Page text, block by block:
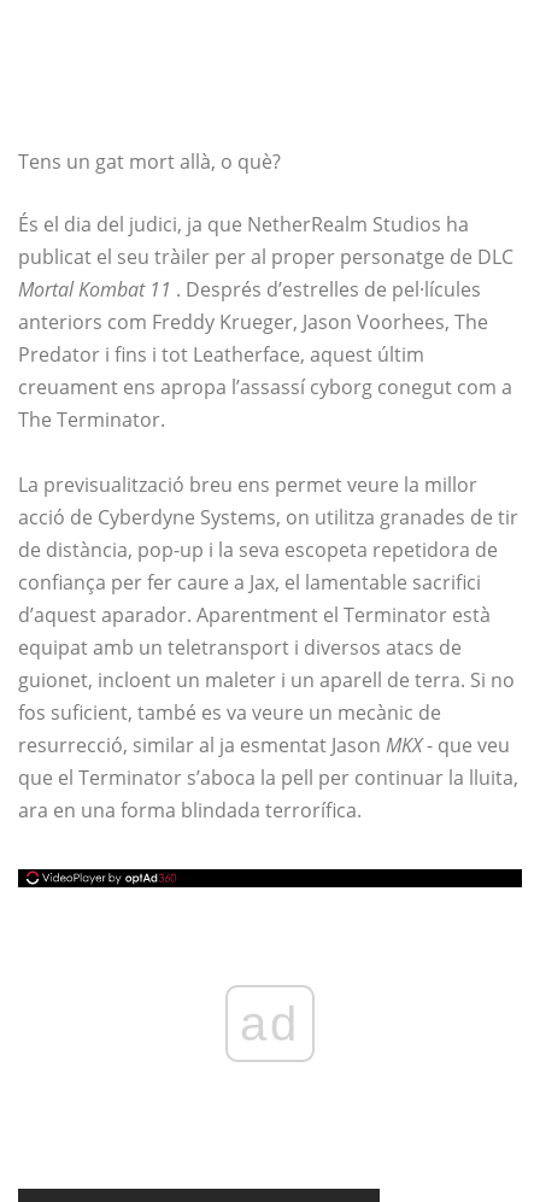
Tens un gat mort allà, o què?
És el dia del judici, ja que NetherRealm Studios ha
publicat el seu tràiler per al proper personatge de DLC
Mortal Kombat 11 . Després d’estrelles de pel·lícules
anteriors com Freddy Krueger, Jason Voorhees, The
Predator i fins i tot Leatherface, aquest últim
creuament ens apropa l’assassí cyborg conegut com a
The Terminator.
La previsualització breu ens permet veure la millor
acció de Cyberdyne Systems, on utilitza granades de tir
de distància, pop-up i la seva escopeta repetidora de
confiança per fer caure a Jax, el lamentable sacrifici
d’aquest aparador. Aparentment el Terminator està
equipat amb un teletransport i diversos atacs de
guionet, incloent un maleter i un aparell de terra. Si no
fos suficient, també es va veure un mecànic de
resurrecció, similar al ja esmentat Jason MKX- que veu
que el Terminator s’aboca la pell per continuar la lluita,
ara en una forma blindada terrorífica.
ad